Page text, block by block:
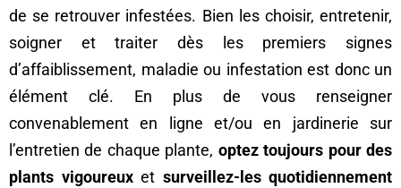
de se retrouver infestées. Bien les choisir, entretenir,
soigner et traiter dès les premiers signes
d’affaiblissement, maladie ou infestation est donc un
élément clé. En plus de vous renseigner
convenablement en ligne et/ou en jardinerie sur
l’entretien de chaque plante, optez toujours pour des
plants vigoureuxet surveillez-les quotidiennement